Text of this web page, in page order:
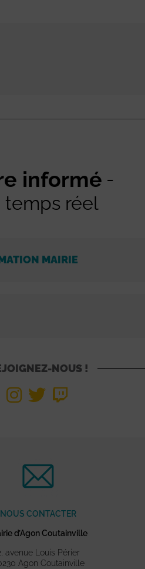
informé
temps réel
MAIRIE
NOUS !
NOUS CONTACTER
d’Agon Coutainville
avenue Louis Périer
Agon Coutainville